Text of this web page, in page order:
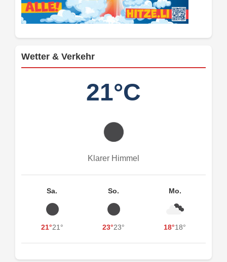
Wetter & Verkehr
21°C
Klarer Himmel
Sa.
21°21°
So.
23°23°
Mo.
18°18°